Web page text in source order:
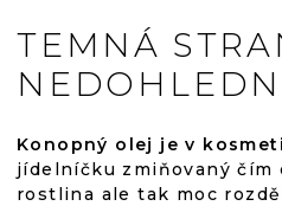
TEMNÁ
Konopný olej je v
jídelníčku zmiňovaný čím
rostlina ale tak moc